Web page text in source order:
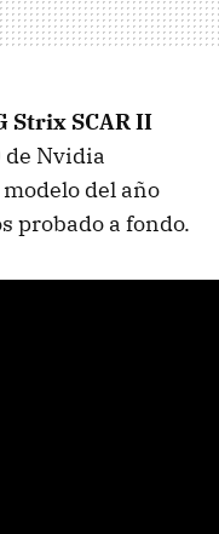
Strix SCAR II
de Nvidia
del año
probado a fondo.